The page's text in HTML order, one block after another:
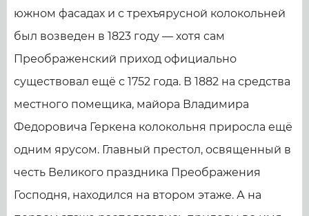
южном фасадах и с трехъярусной колокольней
был возведен в 1823 году — хотя сам
Преображенский приход официально
существовал ещё с 1752 года. В 1882 на средства
местного помещика, майора Владимира
Федоровича Геркена колокольня приросла ещё
одним ярусом. Главный престол, освященный в
честь Великого праздника Преображения
Господня, находился на втором этаже. А на